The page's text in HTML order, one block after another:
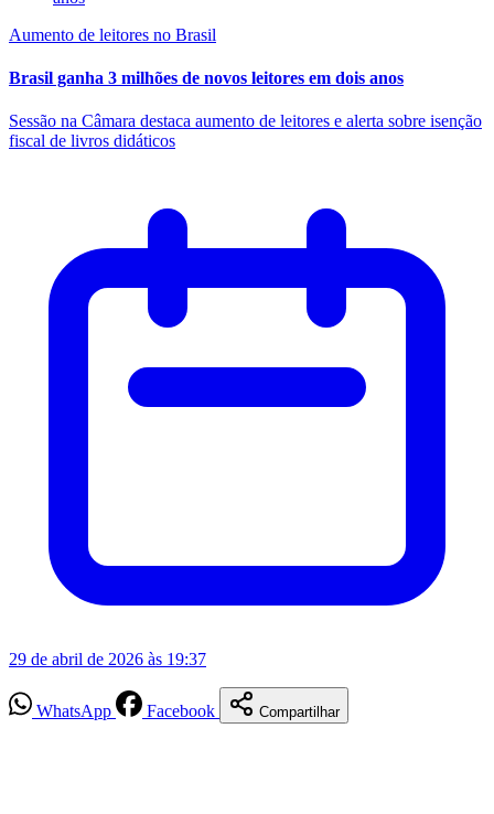
Aumento de leitores no Brasil
Brasil ganha 3 milhões de novos leitores em dois anos
Sessão na Câmara destaca aumento de leitores e alerta sobre isenção
fiscal de livros didáticos
29 de abril de 2026 às 19:37
WhatsApp Facebook Compartilhar